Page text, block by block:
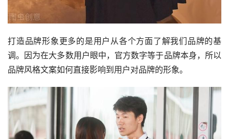
打造品牌形象更多的是用户从各个方面了解我们品牌的基
调。因为在大多数用户眼中，官方数字等于品牌本身，所以
品牌风格文案如何直接影响到用户对品牌的形象。